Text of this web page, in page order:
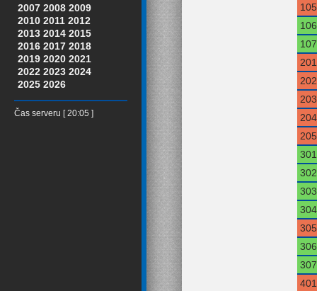
2007 2008 2009
2010 2011 2012
2013 2014 2015
2016 2017 2018
2019 2020 2021
2022 2023 2024
2025 2026
Čas serveru [ 20:05 ]
105
106
107
201
202
203
204
205
301
302
303
304
305
306
307
401